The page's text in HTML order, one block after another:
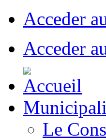
Acceder
Acceder
Le